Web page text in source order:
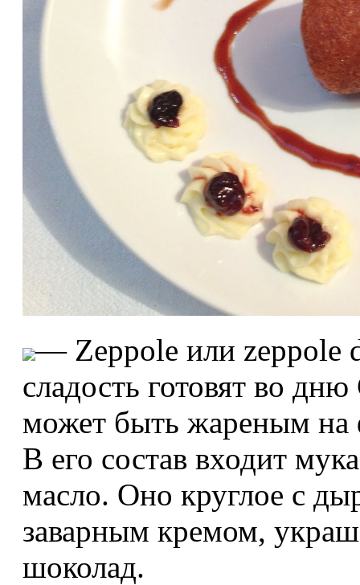
— Zeppole или zeppole
сладость готовят во
может быть жареным на
В его состав входит
масло. Оно круглое с
заварным кремом,
шоколад.